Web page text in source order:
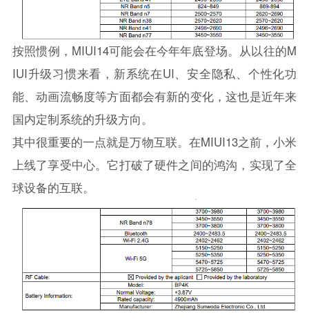
按照惯例，MIUI14可能会在今年年底登场。从以往的M
IUI升级习惯来看，新系统在UI、安全隐私、个性化功
能、动画流畅度等方面都会有新的变化，这也是近年来
国内定制系统的升级方向。
其中很重要的一点就是万物互联。在MIUI13之前，小米
上线了享受中心。它打破了硬件之间的鸿沟，实现了全
球设备的互联。